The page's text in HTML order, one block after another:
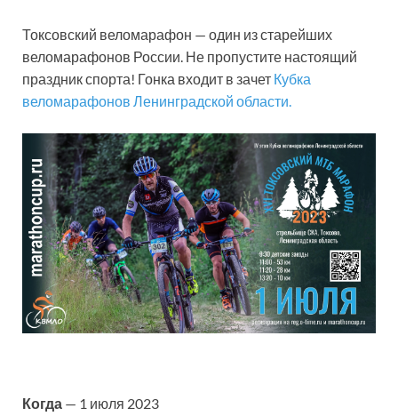
Токсовский веломарафон — один из старейших
веломарафонов России. Не пропустите настоящий
праздник спорта! Гонка входит в зачет Кубка
веломарафонов Ленинградской области.
Когда — 1 июля 2023